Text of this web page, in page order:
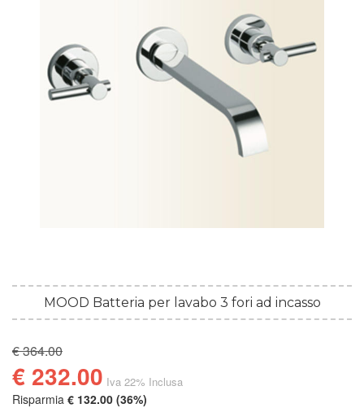
MOOD Batteria per lavabo 3 fori ad incasso
€ 364.00
€ 232.00 Iva 22% Inclusa
Risparmia € 132.00 (36%)